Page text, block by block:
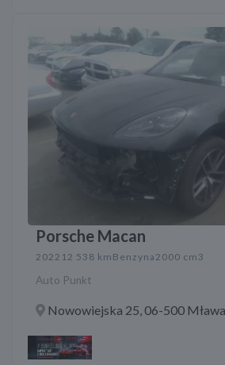
Porsche Macan
2022 12 538 km Benzyna2000 cm3
Auto Punkt
Nowowiejska 25, 06-500